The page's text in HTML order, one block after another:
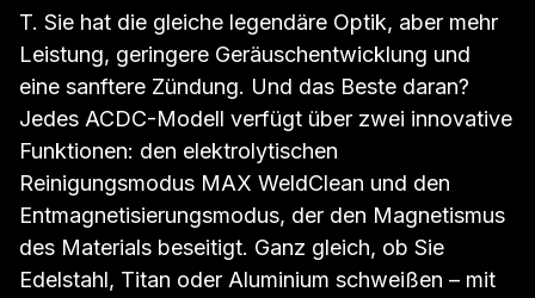
T. Sie hat die gleiche legendäre Optik, aber mehr
Leistung, geringere Geräuschentwicklung und
eine sanftere Zündung. Und das Beste daran?
Jedes ACDC-Modell verfügt über zwei innovative
Funktionen: den elektrolytischen
Reinigungsmodus MAX WeldClean und den
Entmagnetisierungsmodus, der den Magnetismus
des Materials beseitigt. Ganz gleich, ob Sie
Edelstahl, Titan oder Aluminium schweißen – mit